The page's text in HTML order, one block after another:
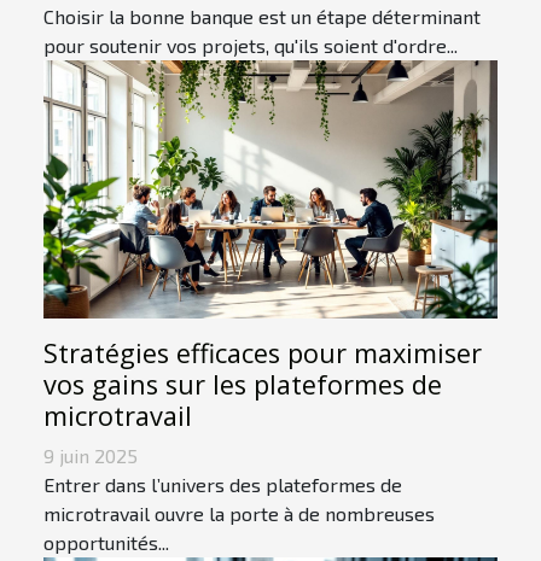
Choisir la bonne banque est un étape déterminant
pour soutenir vos projets, qu'ils soient d'ordre...
Stratégies efficaces pour maximiser
vos gains sur les plateformes de
microtravail
9 juin 2025
Entrer dans l’univers des plateformes de
microtravail ouvre la porte à de nombreuses
opportunités...